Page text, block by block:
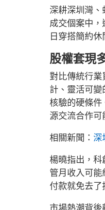
深耕深圳灣、
成交個案中
日穿搭簡約
股權套現
對比傳統行業
計、靈活可
核驗的硬條件
源交流合作可
相關新聞： 深
楊曉指出，科
管月收入可
付款就免去了
市場熱潮背